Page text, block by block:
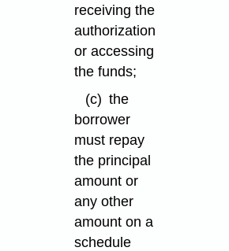
receiving the
authorization
or accessing
the funds;
(c) the
borrower
must repay
the principal
amount or
any other
amount on a
schedule